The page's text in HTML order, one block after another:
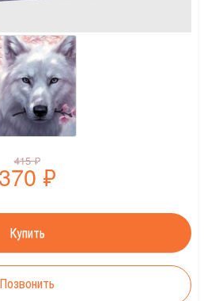
415₽
370 ₽
Позвонить